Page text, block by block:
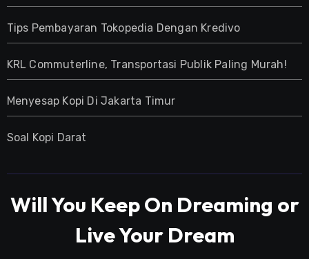
Tips Pembayaran Tokopedia Dengan Kredivo
KRL Commuterline, Transportasi Publik Paling Murah!
Menyesap Kopi Di Jakarta Timur
Soal Kopi Darat
Will You Keep On Dreaming or
Live Your Dream